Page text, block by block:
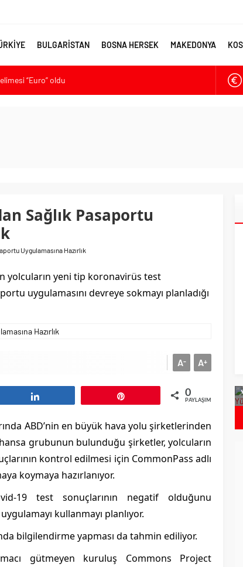
BULGARİSTAN BOSNA HERSEK MAKEDONYA
“Euro” oldu
Sağlık Pasaportu
Uygulamasına Hazırlık
yolcuların yeni tip koronavirüs test
uygulamasını devreye sokmayı planladığı
A+
A-
0
PAYLAŞIMLAR
ABD’nin en büyük hava yolu şirketlerinden
grubunun bulunduğu şirketler, yolcuların
kontrol edilmesi için CommonPass adlı
koymaya hazırlanıyor.
19 test sonuçlarının negatif olduğunu
kullanmayı planlıyor.
bilgilendirme yapması da tahmin ediliyor.
gütmeyen kuruluş Commons Project
Edildi